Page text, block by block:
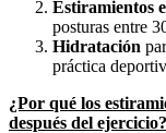
Estiramientos
posturas entre
Hidratación
práctica
¿Por qué los
después del ejercicio?